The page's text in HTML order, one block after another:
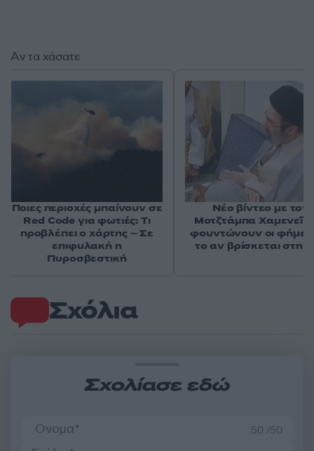
Σχόλια
Σχολίασε εδώ
50 /50
Αν τα χάσατε
Ποιες περιοχές μπαίνουν σε
Red Code για φωτιές: Τι
προβλέπει ο χάρτης – Σε
επιφυλακή η
Πυροσβεστική
Νέο βίντεο με τον
Μοτζτάμπα Χαμενεΐ
φουντώνουν οι φήμες
το αν βρίσκεται στη